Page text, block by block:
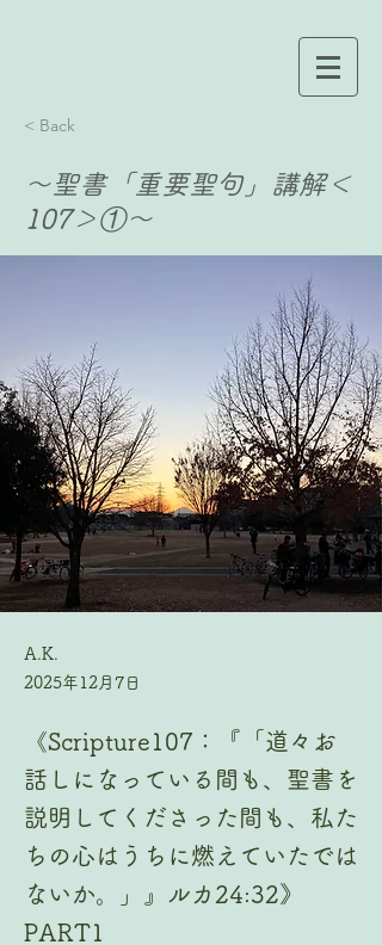
< Back
〜聖書「重要聖句」講解＜
107＞①〜
A.K.
2025年12月7日
《Scripture107：『「道々お
話しになっている間も、聖書を
説明してくださった間も、私た
ちの心はうちに燃えていたでは
ないか。」』ルカ24:32》
PART1